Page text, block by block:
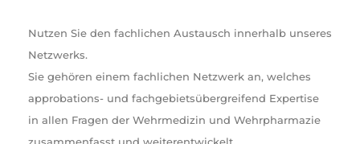
Nutzen Sie den fachlichen Austausch innerhalb unseres
Netzwerks.
Sie gehören einem fachlichen Netzwerk an, welches
approbations- und fachgebietsübergreifend Expertise
in allen Fragen der Wehrmedizin und Wehrpharmazie
zusammenfasst und weiterentwickelt.